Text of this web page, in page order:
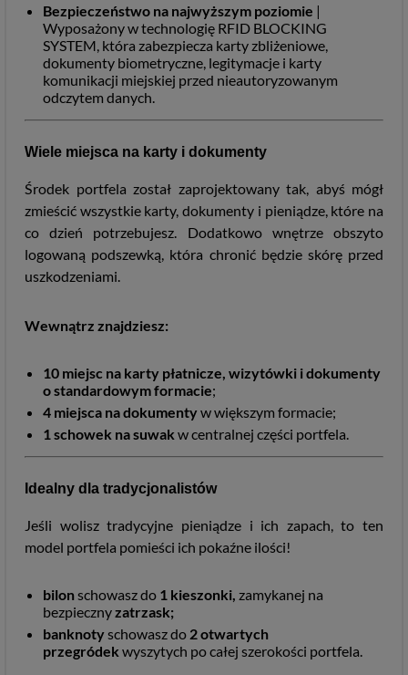
Bezpieczeństwo na najwyższym poziomie |
Wyposażony w technologię RFID BLOCKING
SYSTEM, która zabezpiecza karty zbliżeniowe,
dokumenty biometryczne, legitymacje i karty
komunikacji miejskiej przed nieautoryzowanym
odczytem danych.
Wiele miejsca na karty i dokumenty
Środek portfela został zaprojektowany tak, abyś mógł
zmieścić wszystkie karty, dokumenty i pieniądze, które na
co dzień potrzebujesz. Dodatkowo wnętrze obszyto
logowaną podszewką, która chronić będzie skórę przed
uszkodzeniami.
Wewnątrz znajdziesz:
10 miejsc na karty płatnicze, wizytówki i dokumenty
o standardowym formacie;
4 miejsca na dokumentyw większym formacie;
1 schowek na suwak w centralnej części portfela.
Idealny dla tradycjonalistów
Jeśli wolisz tradycyjne pieniądze i ich zapach, to ten
model portfela pomieści ich pokaźne ilości!
bilonschowasz do 1 kieszonki, zamykanej na
bezpiecznyzatrzask;
banknotyschowasz do 2otwartych
przegródek wyszytych po całej szerokości portfela.